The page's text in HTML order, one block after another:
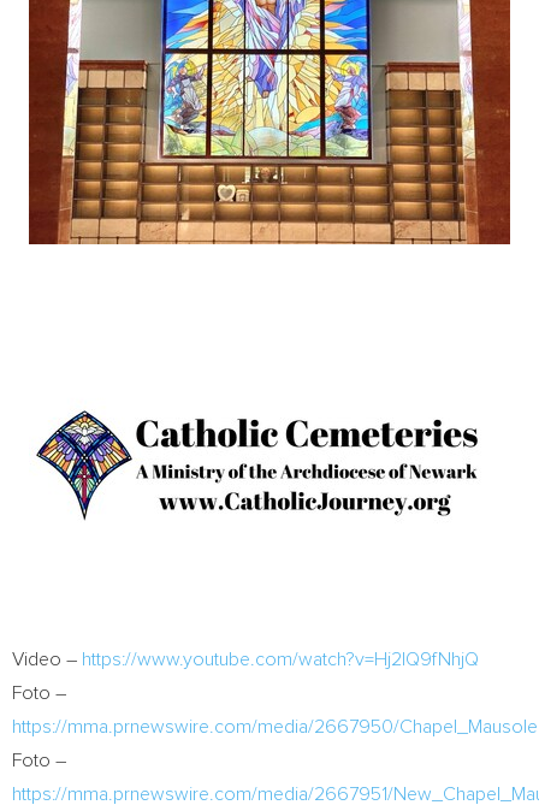
Video – https://www.youtube.com/watch?v=Hj2IQ9fNhjQ
Foto –
https://mma.prnewswire.com/media/2667950/
Foto –
https://mma.prnewswire.com/media/2667951/